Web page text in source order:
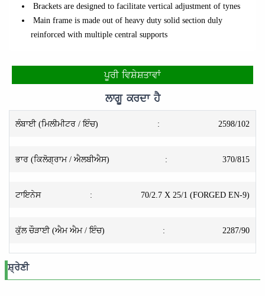
Brackets are designed to facilitate vertical adjustment of tynes
Main frame is made out of heavy duty solid section duly
reinforced with multiple central supports
ਪੂਰੀ ਵਿਸ਼ੇਸ਼ਤਾਵਾਂ
ਲਾਗੂ ਕਰਦਾ ਹੈ
ਲੰਬਾਈ (ਮਿਲੀਮੀਟਰ / ਇੰਚ) : 2598/102
ਭਾਰ (ਕਿਲੋਗ੍ਰਾਮ / ਐਲਬੀਐਸ) : 370/815
ਟਾਇਨੇਸ : 70/2.7 X 25/1 (FORGED EN-9)
ਕੁੱਲ ਚੌੜਾਈ (ਐਮ ਐਮ / ਇੰਚ) : 2287/90
ਸ਼੍ਰੇਣੀ